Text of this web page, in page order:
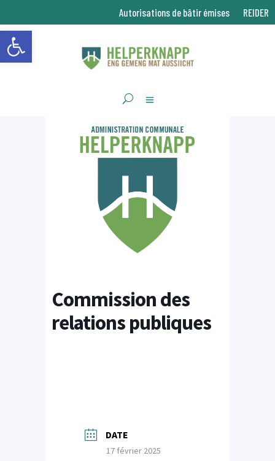
Ouvrir la barre d’outils
Autorisations de bâtir émises REIDER
Commission des
relations publiques
DATE
17 février 2025